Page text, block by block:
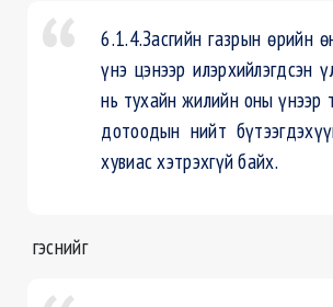
6.1.4.Засгийн газрын өрийн
үнэ цэнээр илэрхийлэгдсэн
нь тухайн жилийн оны үнээр
дотоодын нийт
хувиас хэтрэхгүй байх.
гэснийг